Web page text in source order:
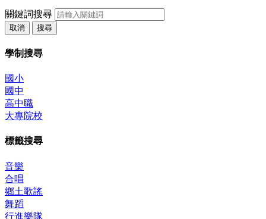
關鍵詞搜尋
取消 搜尋
學制搜尋
國小
國中
高中職
大專院校
標籤搜尋
音樂
合唱
鄉土歌謠
舞蹈
行進樂隊